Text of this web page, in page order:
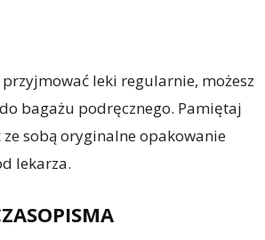
leki regularnie, możesz
bagażu podręcznego. Pamiętaj
sobą oryginalne opakowanie
lekarza.